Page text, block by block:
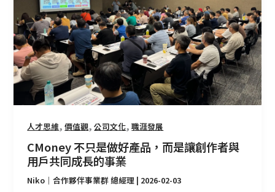
人才思維,價值觀,公司文化,職涯發展
CMoney 不只是做好產品，而是讓創作者與
用戶共同成長的事業
Niko｜合作夥伴事業群 總經理 | 2026-02-03
好
產
品，
而
是
讓
作
者
與
用
戶